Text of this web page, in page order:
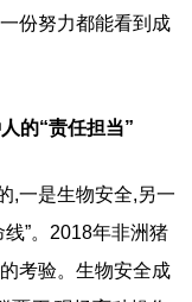
份努力都能看到成
的“责任担当”
一是生物安全,另一
”。2018年非洲猪
考验。生物安全成